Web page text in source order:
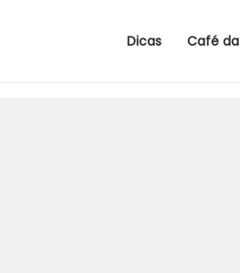
Dicas Café